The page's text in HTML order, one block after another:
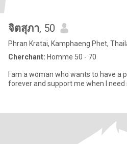
จิตสุภา, 50
Phran Kratai, Kamphaeng Phet,
Cherchant: Homme 50 - 70
l am a woman who wants to have a
forever and support me when l need